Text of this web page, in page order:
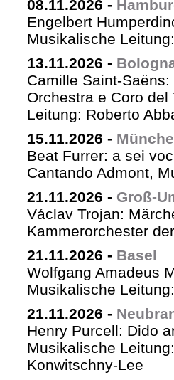
08.11.2026 -
Engelbert
Musikalische
13.11.2026 -
Camille Saint-
Orchestra e Coro
Leitung: Roberto
15.11.2026 -
Beat Furrer: a sei
Cantando Admont,
21.11.2026 - Groß-
Václav Trojan:
Kammerorchester
21.11.2026 - Basel
Wolfgang Amadeus
Musikalische
21.11.2026 -
Henry Purcell: Dido
Musikalische
Konwitschny-Lee